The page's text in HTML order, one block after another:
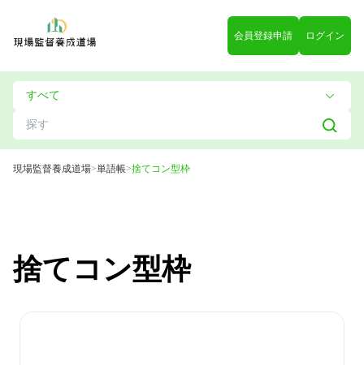
会員登録申請 ログイン
現場監督養成道場>単語帳>捨てコン型枠
捨てコン型枠